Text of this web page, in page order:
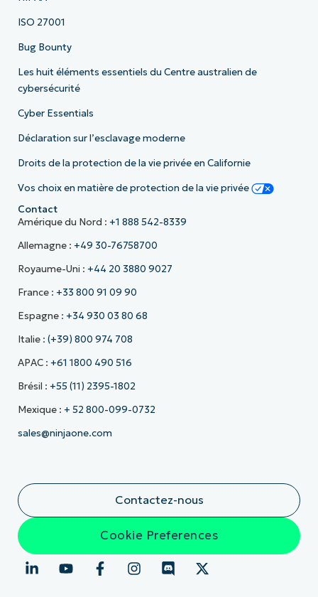
ISO 27001
Bug Bounty
Les huit éléments essentiels du Centre australien de
cybersécurité
Cyber Essentials
Déclaration sur l’esclavage moderne
Droits de la protection de la vie privée en Californie
Vos choix en matière de protection de la vie privée
Contact
Amérique du Nord : +1 888 542-8339
Allemagne : +49 30-76758700
Royaume-Uni : +44 20 3880 9027
France : +33 800 91 09 90
Espagne : +34 930 03 80 68
Italie : (+39) 800 974 708
APAC : +61 1800 490 516
Brésil : +55 (11) 2395-1802
Mexique : + 52 800-099-0732
sales@ninjaone.com
Contactez-nous
Cookie Preferences